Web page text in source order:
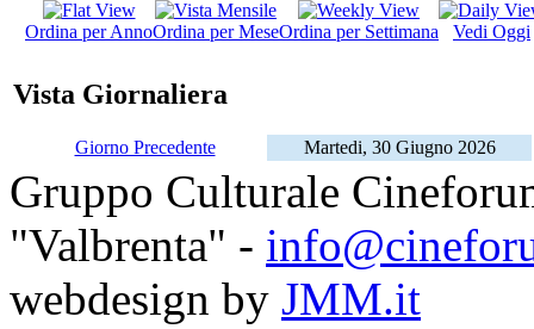
Ordina per AnnoOrdina per MeseOrdina per Settimana Vedi Oggi
Vista Giornaliera
Giorno Precedente Martedi, 30 Giugno 2026
Gruppo Culturale
"Valbrenta" -
webdesign by JMM.it